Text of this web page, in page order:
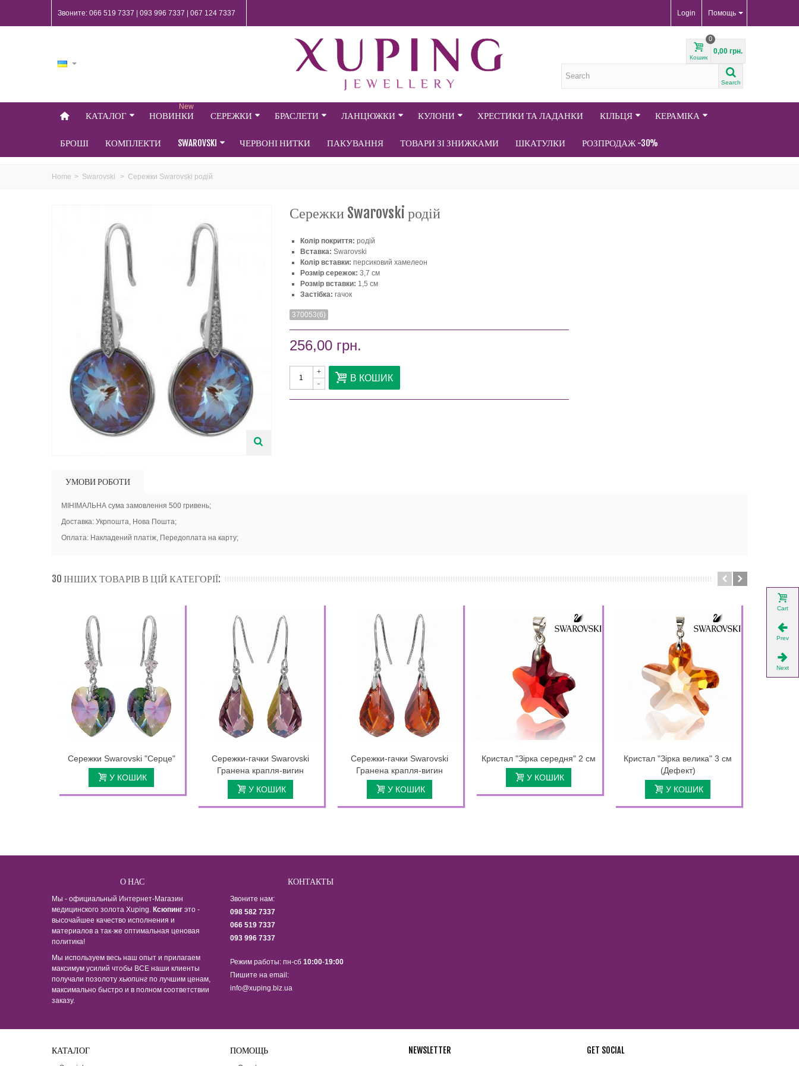
Помощь
Звоните: 066 519 7337 | 093 996 7337 | 067 124 7337 Login
Кошик
0
0,00 грн.
Search
КАТАЛОГ НОВИНКИ
New
СЕРЕЖКИ БРАСЛЕТИ ЛАНЦЮЖКИ КУЛОНИ ХРЕСТИКИ ТА ЛАДАНКИ КІЛЬЦЯ КЕРАМІКА
БРОШІ КОМПЛЕКТИ SWAROVSKI ЧЕРВОНІ НИТКИ ПАКУВАННЯ ТОВАРИ ЗІ ЗНИЖКАМИ ШКАТУЛКИ РОЗПРОДАЖ -30%
Home > Swarovski > Сережки Swarovski родій
Сережки Swarovski родій
Колір покриття: родій
Вставка: Swarovski
Колір вставки: персиковий хамелеон
Розмір сережок: 3,7 см
Розмір вставки: 1,5 см
Застібка: гачок
370053(6)
256,00 грн.
-
+ В КОШИК
УМОВИ РОБОТИ
МІНІМАЛЬНА сума замовлення 500 гривень;
Доставка: Укрпошта, Нова Пошта;
Оплата: Накладений платіж, Передоплата на карту;
30 ІНШИХ ТОВАРІВ В ЦІЙ КАТЕГОРІЇ:
Сережки Swarovski "Серце"
У КОШИК
Сережки-гачки Swarovski
Гранена крапля-вигин
У КОШИК
Сережки-гачки Swarovski
Гранена крапля-вигин
У КОШИК
Кристал "Зірка середня" 2 см
У КОШИК
Кристал "Зірка велика" 3 см
(Дефект)
У КОШИК
О НАС
Мы - официальный Интернет-Магазин
медицинского золота Xuping. Ксюпинг это -
высочайшее качество исполнения и
материалов а так-же оптимальная ценовая
политика!
Мы используем весь наш опыт и прилагаем
максимум усилий чтобы ВСЕ наши клиенты
получали позолотухьюпинг по лучшим ценам,
максимально быстро и в полном соответствии
заказу.
КОНТАКТЫ
Звоните нам:
098 582 7337
066 519 7337
093 996 7337
Режим работы: пн-сб 10:00-19:00
Пишите на email:
info@xuping.biz.ua
КАТАЛОГ ПОМОЩЬ NEWSLETTER GET SOCIAL
Cart
Prev
Next